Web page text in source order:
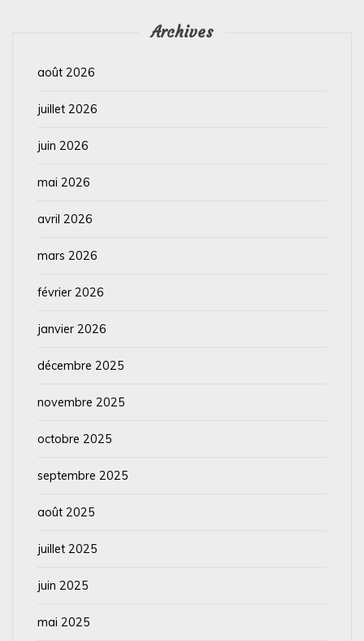
Archives
août 2026
juillet 2026
juin 2026
mai 2026
avril 2026
mars 2026
février 2026
janvier 2026
décembre 2025
novembre 2025
octobre 2025
septembre 2025
août 2025
juillet 2025
juin 2025
mai 2025